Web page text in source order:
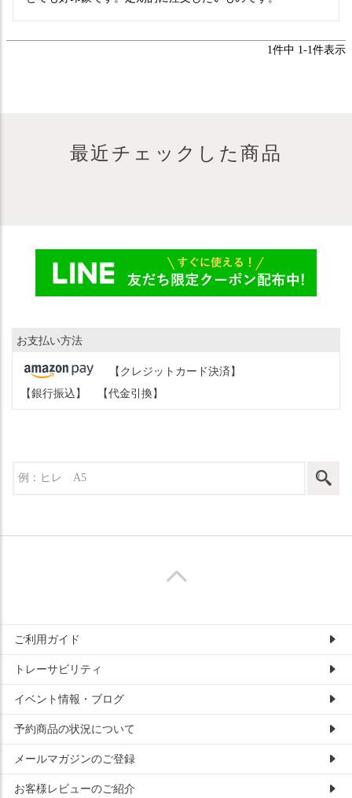
1件中 1-1件表示
最近チェックした商品
お支払い方法
【クレジットカード決済】
【銀行振込】
【代金引換】
ご利用ガイド
トレーサビリティ
イベント情報・ブログ
予約商品の状況について
メールマガジンのご登録
お客様レビューのご紹介